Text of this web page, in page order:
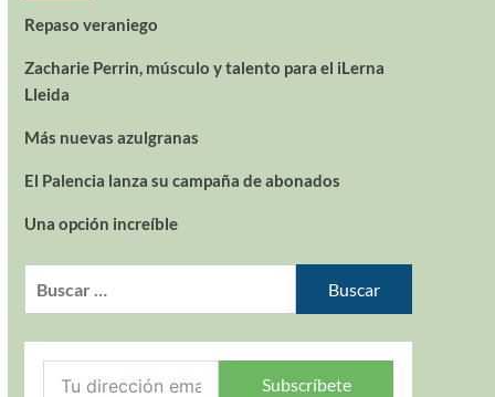
Repaso veraniego
Zacharie Perrin, músculo y talento para el iLerna
Lleida
Más nuevas azulgranas
El Palencia lanza su campaña de abonados
Una opción increíble
Subscríbete